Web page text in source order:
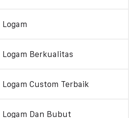
Logam Berkualitas
Custom Terbaik
Logam Dan Bubut